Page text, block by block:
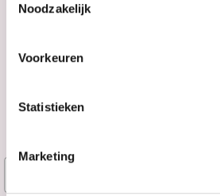
Noodzakelijk
Voorkeuren
Statistieken
Marketing
No Scars
And Moisturized
Skin 150g
Naam